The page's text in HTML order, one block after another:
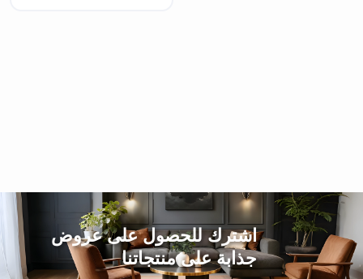
اشترك للحصول على عروض
جذابة على منتجاتنا